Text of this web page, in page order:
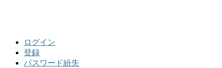
ログイン
登録
パスワード紛失